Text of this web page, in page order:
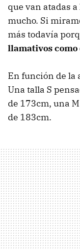
que van atadas
mucho. Si
más todavía
llamativos como
En función de la
Una talla S
de 173cm, una
de 183cm.